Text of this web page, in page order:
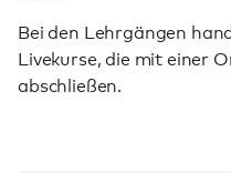
Bei den Lehrgängen
Livekurse, die mit einer
abschließen.